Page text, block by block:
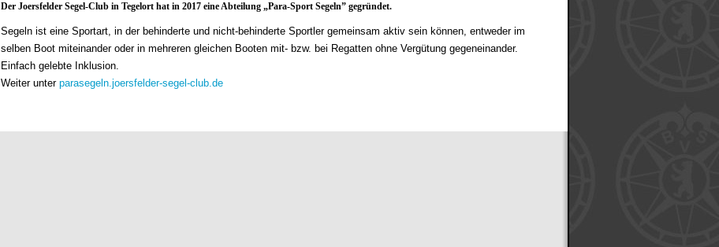
Der Joersfelder Segel-Club in Tegelort hat in 2017 eine Abteilung „Para-Sport Segeln” gegründet.
Segeln ist eine Sportart, in der behinderte und nicht-behinderte Sportler gemeinsam aktiv sein können, entweder im
selben Boot miteinander oder in mehreren gleichen Booten mit- bzw. bei Regatten ohne Vergütung gegeneinander.
Einfach gelebte Inklusion.
Weiter unter parasegeln.joersfelder-segel-club.de